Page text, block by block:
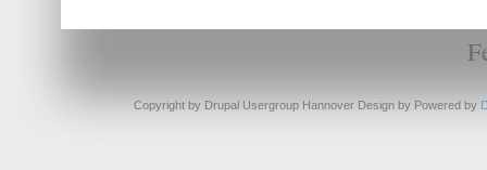
Copyright by Drupal Usergroup Hannover Design by Powered by